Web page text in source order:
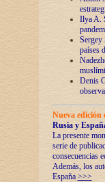
Ilya A.
Sergey
países
Denis
Nueva
Rusia y
La presente
serie de
consecuencias
Además, los
España >>>